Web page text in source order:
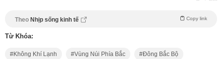
Theo Nhịp sống kinh tế Copy link
Từ Khóa:
Không Khí Lạnh Vùng Núi Phía Bắc Đông Bắc Bộ